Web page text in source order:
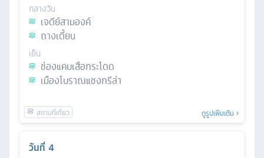
กลางวัน
เจดีย์สามองค์
ถางเตี้ยน
เย็น
ช่องแคบเสือกระโดด
เมืองโบราณแชงกรีล่า
ดูรูปเพิ่มเติม
วันที่ 4